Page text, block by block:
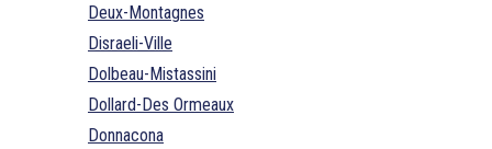
Deux-Montagnes
Disraeli-Ville
Dolbeau-Mistassini
Dollard-Des Ormeaux
Donnacona